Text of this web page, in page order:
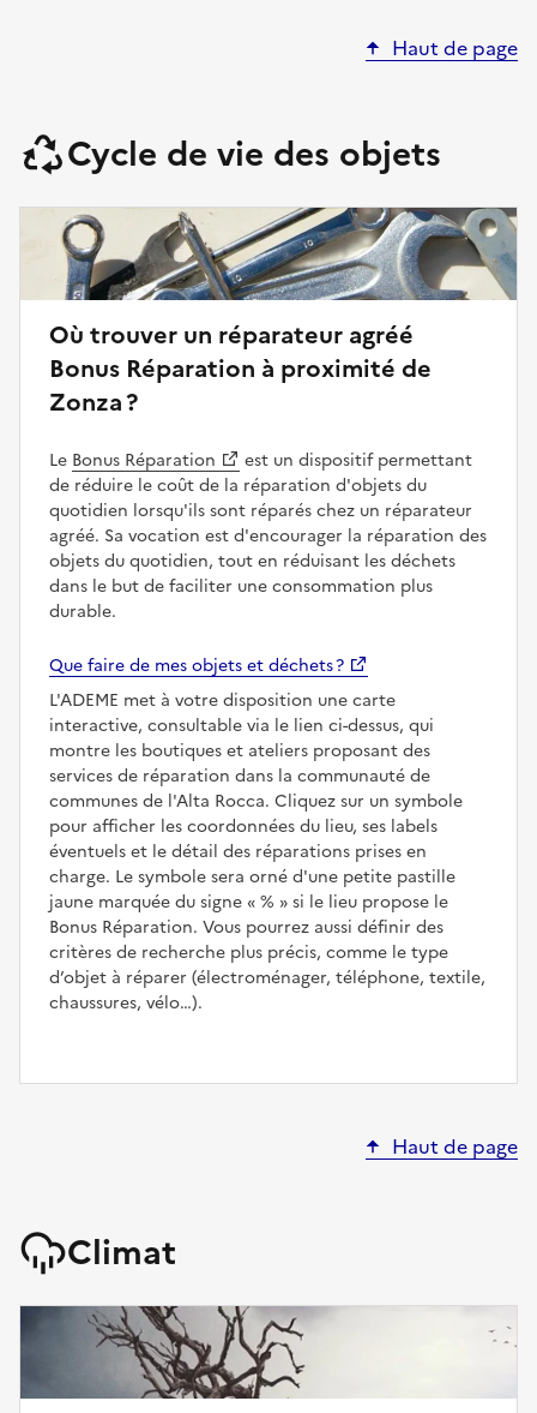
Haut de page
Cycle de vie des objets
Où trouver un réparateur agréé
Bonus Réparation à proximité de
Zonza ?
Le Bonus Réparation
est un dispositif permettant
de réduire le coût de la réparation d'objets du
quotidien lorsqu'ils sont réparés chez un réparateur
agréé. Sa vocation est d'encourager la réparation des
objets du quotidien, tout en réduisant les déchets
dans le but de faciliter une consommation plus
durable.
Que faire de mes objets et déchets ?
L'ADEME met à votre disposition une carte
interactive, consultable via le lien ci-dessus, qui
montre les boutiques et ateliers proposant des
services de réparation dans la communauté de
communes de l'Alta Rocca. Cliquez sur un symbole
pour afficher les coordonnées du lieu, ses labels
éventuels et le détail des réparations prises en
charge. Le symbole sera orné d'une petite pastille
jaune marquée du signe
%
si le lieu propose le
Bonus Réparation. Vous pourrez aussi définir des
critères de recherche plus précis, comme le type
d’objet à réparer (électroménager, téléphone, textile,
chaussures, vélo…).
Haut de page
Climat